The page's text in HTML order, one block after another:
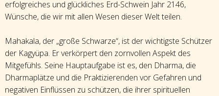
erfolgreiches und glückliches Erd-Schwein Jahr 2146,
Wünsche, die wir mit allen Wesen dieser Welt teilen.
Mahakala, der „große Schwarze“, ist der wichtigste Schützer
der Kagyüpa. Er verkörpert den zornvollen Aspekt des
Mitgefühls. Seine Hauptaufgabe ist es, den Dharma, die
Dharmaplätze und die Praktizierenden vor Gefahren und
negativen Einflüssen zu schützen, die ihrer spirituellen